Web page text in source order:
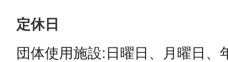
定休日
団体使用施設:日曜日、月曜日、